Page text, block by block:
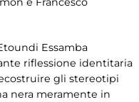
Essamba
riflessione identitaria
gli stereotipi
nera meramente in